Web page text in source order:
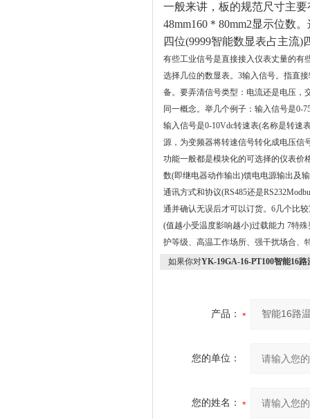
一般来讲，板的规范尺寸主
48mm160 ＊ 80mm2显示位数
四位(9999智能数显表占主流)
有些工业信号是直接接入仪表丈量的有
选择几位的数显表。 3输入信号。指直
备。要弄清信号类型：电流还是电压，
同一概念。举几个例子：输入信号是0-
输入信号是0-10Vdc转速表(名称是转速
源，为变频器将转速信号转化成电压信
功能一般都是模块化的可选择的仪表价
数(即继电器动作输出)馈电电源输出及
通讯方式和协议(RS485还是RS232Modbu
通并确认无误后才可以订货。 6几个比
(值越小受温度影响越小)过载能力 7特殊
护等级、高温工作场所、强干扰场合、
如果你对YK-19GA-16-PT100智能16
产品：
您的单位：
您的姓名：